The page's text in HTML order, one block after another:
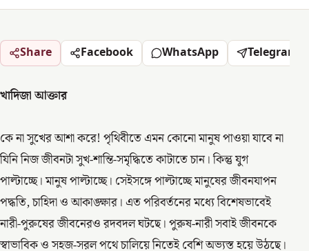
Share Facebook WhatsApp Telegram
খাদিজা আক্তার
কে না সুখের আশা করে! পৃথিবীতে এমন কোনো মানুষ পাওয়া যাবে না
যিনি নিজ জীবনটা সুখ-শান্তি-সমৃদ্ধিতে কাটাতে চান। কিন্তু যুগ
পাল্টাচ্ছে। মানুষ পাল্টাচ্ছে। সেইসঙ্গে পাল্টাচ্ছে মানুষের জীবনযাপন
পদ্ধতি, চাহিদা ও আকাঙ্ক্ষার। এত পরিবর্তনের মধ্যে বিশেষভাবেই
নারী-পুরুষের জীবনেরও রদবদল ঘটছে। পুরুষ-নারী সবাই জীবনকে
স্বাভাবিক ও সহজ-সরল পথে চালিয়ে নিতেই বেশি অভ্যস্ত হয়ে উঠছে।